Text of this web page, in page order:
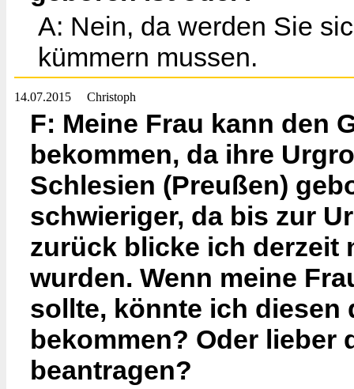
A: Nein, da werden Sie
kümmern mussen.
14.07.2015 Christoph
F: Meine Frau kann den
bekommen, da ihre
Schlesien (Preußen)
schwieriger, da bis zur
zurück blicke ich derzeit
wurden. Wenn meine
sollte, könnte ich diesen
bekommen? Oder lieber
beantragen?